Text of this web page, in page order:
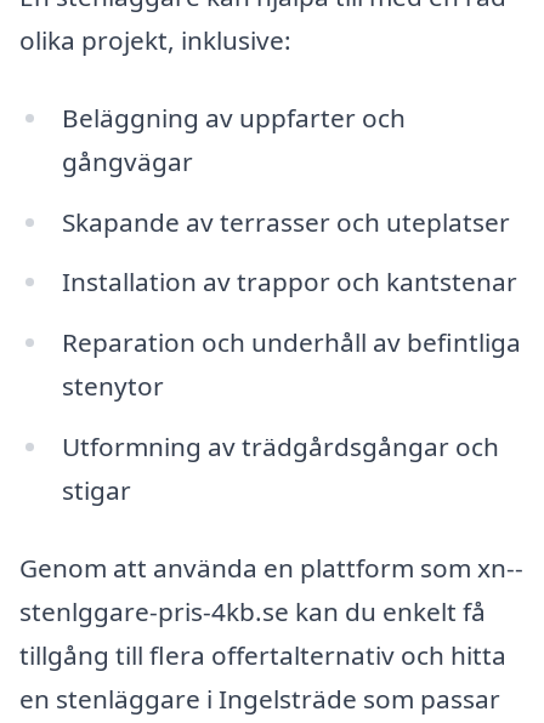
olika projekt, inklusive:
Beläggning av uppfarter och
gångvägar
Skapande av terrasser och uteplatser
Installation av trappor och kantstenar
Reparation och underhåll av befintliga
stenytor
Utformning av trädgårdsgångar och
stigar
Genom att använda en plattform som xn--
stenlggare-pris-4kb.se kan du enkelt få
tillgång till flera offertalternativ och hitta
en stenläggare i Ingelsträde som passar